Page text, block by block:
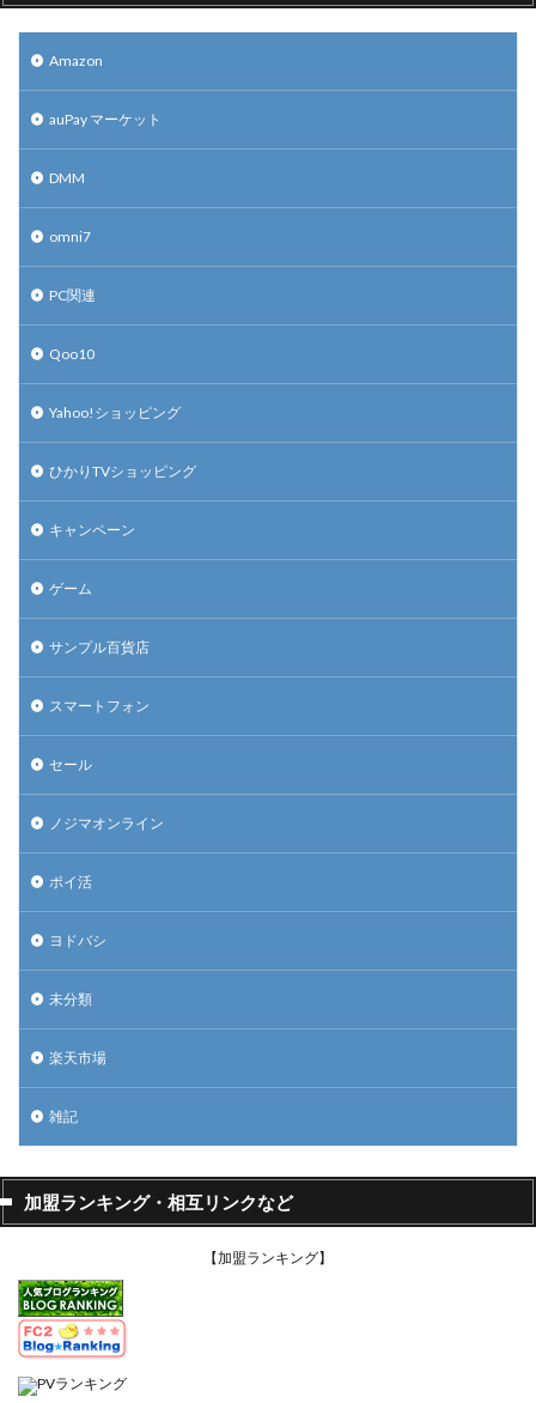
Amazon
auPay マーケット
DMM
omni7
PC関連
Qoo10
Yahoo!ショッピング
ひかりTVショッピング
キャンペーン
ゲーム
サンプル百貨店
スマートフォン
セール
ノジマオンライン
ポイ活
ヨドバシ
未分類
楽天市場
雑記
加盟ランキング・相互リンクなど
【加盟ランキング】